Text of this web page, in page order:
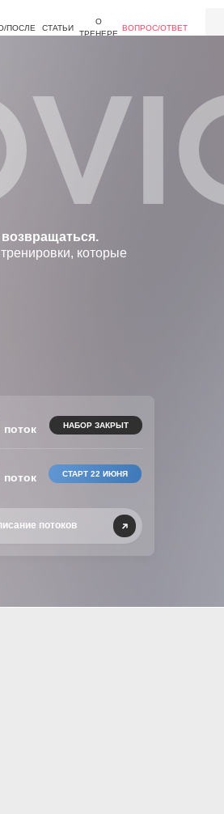
ПОСЛЕ СТАТЬИ
О
ТРЕНЕРЕ
ВОПРОС/ОТВЕТ
которые
поток СТАРТ 22 ИЮНЯ
поток
потоков
НАБОР ЗАКРЫТ